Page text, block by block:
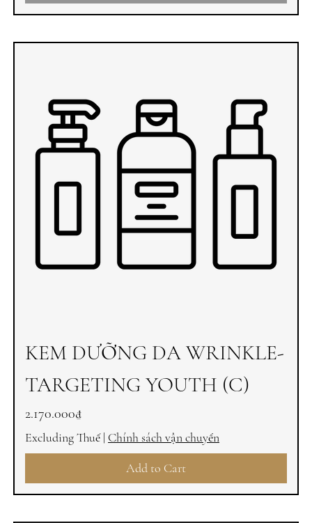
KEM DƯỠNG DA WRINKLE-
TARGETING YOUTH (C)
Price
2.170.000₫
Excluding Thuế| Chính sách vận chuyển
Add to Cart